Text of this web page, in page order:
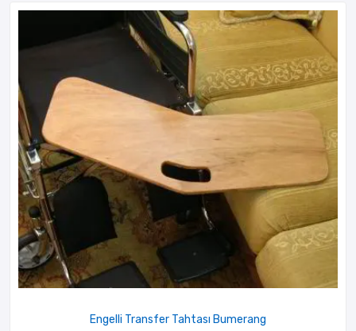
Engelli Transfer Tahtası Bumerang